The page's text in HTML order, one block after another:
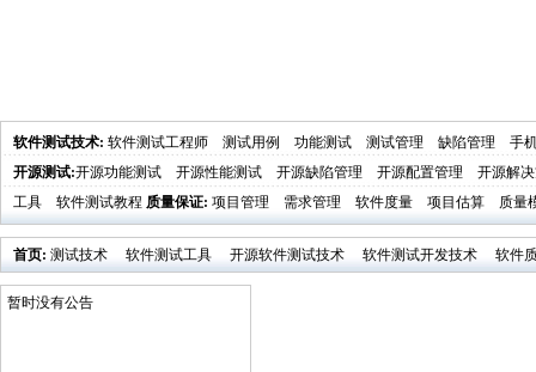
软件测试技术: 软件测试工程师 测试用例 功能测试 测试管理 缺陷管理
手
开源测试:开源功能测试 开源性能测试 开源缺陷管理 开源配置管理
开源解
工具
软件测试教程 质量保证: 项目管理 需求管理 软件度量 项目估算 质量
首页: 测试技术 软件测试工具 开源软件测试技术 软件测试开发技术
软件
业界新闻
软件测试时代活动发布
暂时没有公告